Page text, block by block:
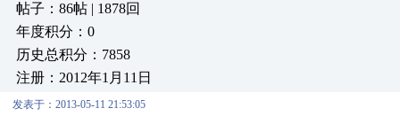
帖子：86帖 | 1878回
年度积分：0
历史总积分：7858
注册：2012年1月11日
发表于：2013-05-11 21:53:05